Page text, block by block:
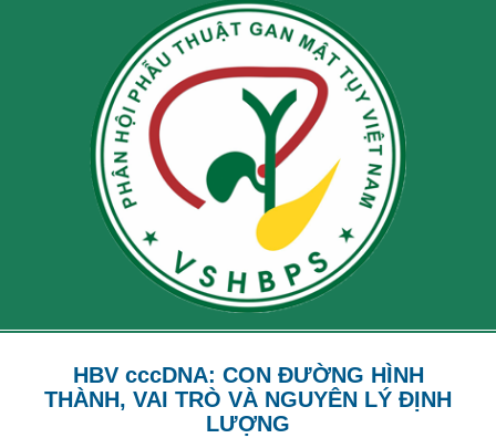
HBV cccDNA: CON ĐƯỜNG HÌNH
THÀNH, VAI TRÒ VÀ NGUYÊN LÝ ĐỊNH
LƯỢNG